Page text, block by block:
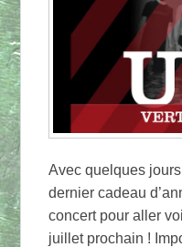
Avec quelques
dernier cadeau
concert pour aller
juillet prochain !